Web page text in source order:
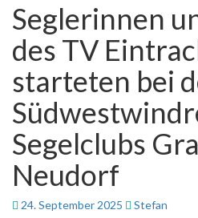
Seglerinnen
und
Segler
des
TV
Eintracht
Weiher
starteten
bei
der
Südwestwindregatta
des
Segelclubs
Seglerinnen
des TV
starteten bei
Segelclubs
Neudorf
24. September 2025 Stefan